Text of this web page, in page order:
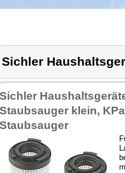
Sichler
Sichler
Staubsauger klein, KPa
Staubsauger